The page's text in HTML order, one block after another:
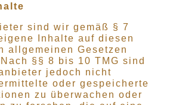
sind wir gemäß § 7
Inhalte auf diesen
allgemeinen Gesetzen
§§ 8 bis 10 TMG sind
jedoch nicht
oder gespeicherte
zu überwachen oder